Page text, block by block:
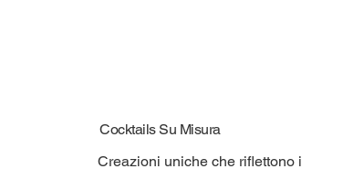
Cocktails Su Misura
Creazioni uniche che riflettono i